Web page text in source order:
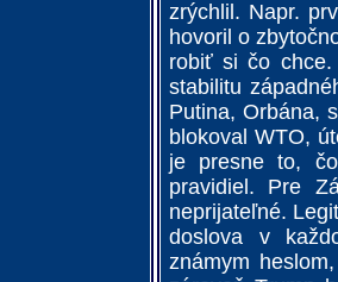
zrýchlil. Napr.
hovoril o
robiť si čo chce.
stabilitu
Putina, Orbána,
blokoval WTO,
je presne to,
pravidiel. Pre
neprijateľné.
doslova v
známym